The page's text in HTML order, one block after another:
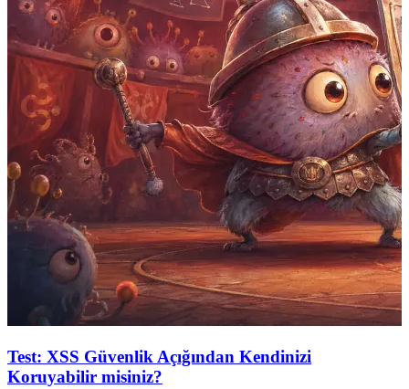
Test: XSS Güvenlik Açığından Kendinizi
Koruyabilir misiniz?